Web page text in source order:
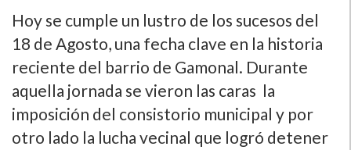
Hoy se cumple un lustro de los sucesos del
18 de Agosto, una fecha clave en la historia
reciente del barrio de Gamonal. Durante
aquella jornada se vieron las caras la
imposición del consistorio municipal y por
otro lado la lucha vecinal que logró detener